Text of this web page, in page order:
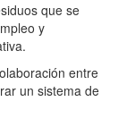
que se
y
entre
un sistema de